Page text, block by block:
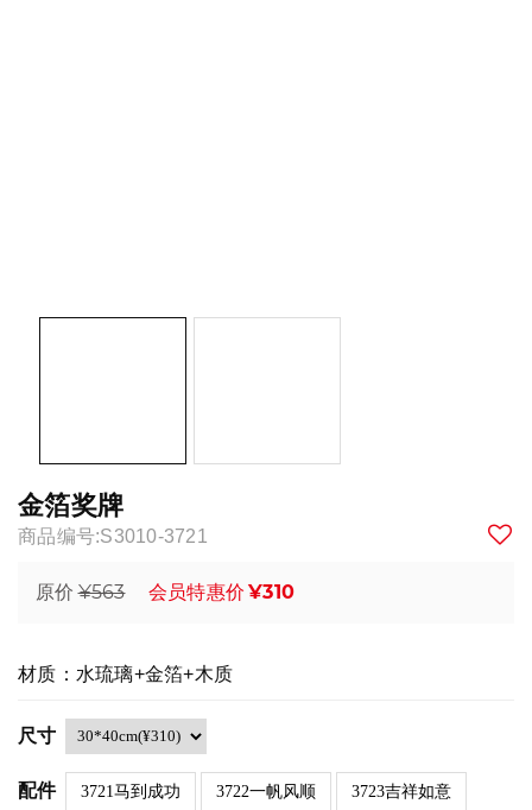
金箔奖牌
商品编号:S3010-3721
原价 ¥563 会员特惠价 ¥310
材质：水琉璃+金箔+木质
尺寸
配件 3721马到成功 3722一帆风顺 3723吉祥如意